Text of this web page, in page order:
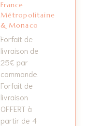
France
Métropolitaine
& Monaco
Forfait de
livraison de
25€ par
commande.
Forfait de
livraison
OFFERT à
partir de 4